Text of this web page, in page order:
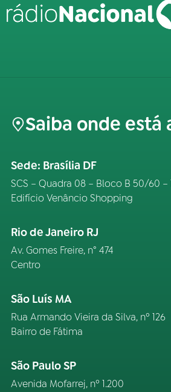
Saiba onde está
Sede: Brasília DF
SCS – Quadra 08 – Bloco B 50/60 –
Edifício Venâncio Shopping
Rio de Janeiro RJ
Av. Gomes Freire, n° 474
Centro
São Luís MA
Rua Armando Vieira da Silva, nº 126
Bairro de Fátima
São Paulo SP
Avenida Mofarrej, nº 1.200